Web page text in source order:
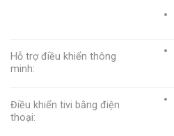
Hỗ trợ điều khiển thông
minh:
Điều khiển tivi bằng điện
thoại: